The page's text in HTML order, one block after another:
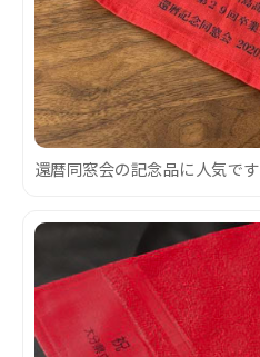
還暦同窓会の記念品に人気です